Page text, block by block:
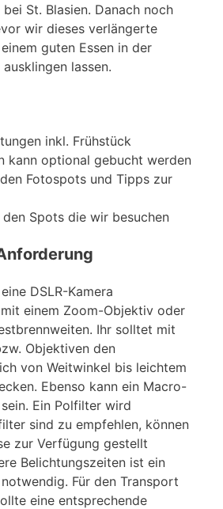
St. Blasien. Danach noch
wir dieses verlängerte
guten Essen in der
lassen.
inkl. Frühstück
kann optional gebucht werden
Fotospots und Tipps zur
Spots die wir besuchen
DSLR-Kamera
einem Zoom-Objektiv oder
Ihr solltet mit
Objektiven den
von Weitwinkel bis leichtem
Ebenso kann ein Macro-
Ein Polfilter wird
sind zu empfehlen, können
zur Verfügung gestellt
Belichtungszeiten ist ein
Für den Transport
eine entsprechende